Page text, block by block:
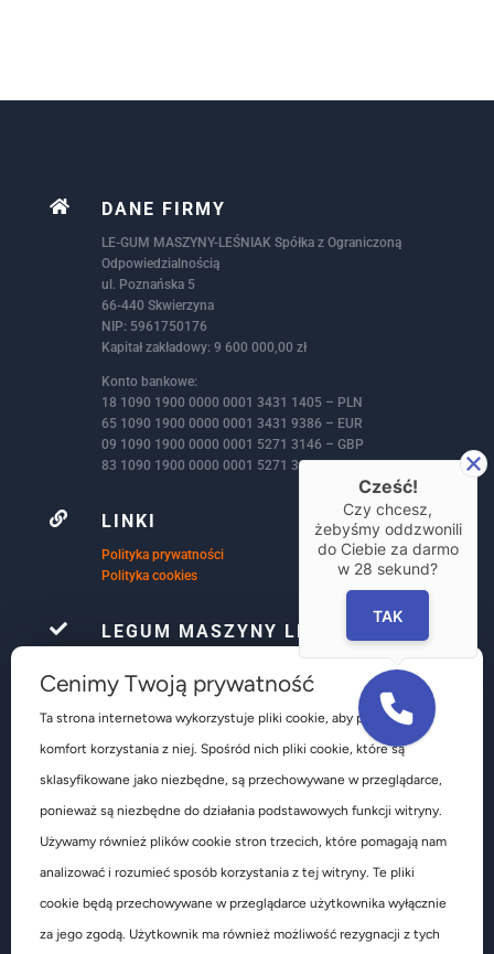
 DANE FIRMY
LE-GUM MASZYNY-LEŚNIAK Spółka z Ograniczoną
Odpowiedzialnością
ul. Poznańska 5
66-440 Skwierzyna
NIP: 5961750176
Kapitał zakładowy: 9 600 000,00 zł
Konto bankowe:
18 1090 1900 0000 0001 3431 1405 – PLN
65 1090 1900 0000 0001 3431 9386 – EUR
09 1090 1900 0000 0001 5271 3146 – GBP
83 1090 1900 0000 0001 5271 3172 – USD
 LINKI
Polityka prywatności
Polityka cookies
 LEGUM MASZYNY LEŚNIAK
kompleksowym wyposażeniem warsztatów
samochodowych głównie w obsłudze ogumienia są to
głównie urządzenia do obsługi kół osobowych
dostawczych ciężarowych autobusów pojazdów
Cenimy Twoją prywatność
Ta strona internetowa wykorzystuje pliki cookie, aby poprawić
komfort korzystania z niej. Spośród nich pliki cookie, które są
sklasyfikowane jako niezbędne, są przechowywane w przeglądarce,
ponieważ są niezbędne do działania podstawowych funkcji witryny.
Używamy również plików cookie stron trzecich, które pomagają nam
analizować i rozumieć sposób korzystania z tej witryny. Te pliki
cookie będą przechowywane w przeglądarce użytkownika wyłącznie
za jego zgodą. Użytkownik ma również możliwość rezygnacji z tych
Cześć!
Czy chcesz,
żebyśmy oddzwonili
do Ciebie za darmo
w 28 sekund?
TAK